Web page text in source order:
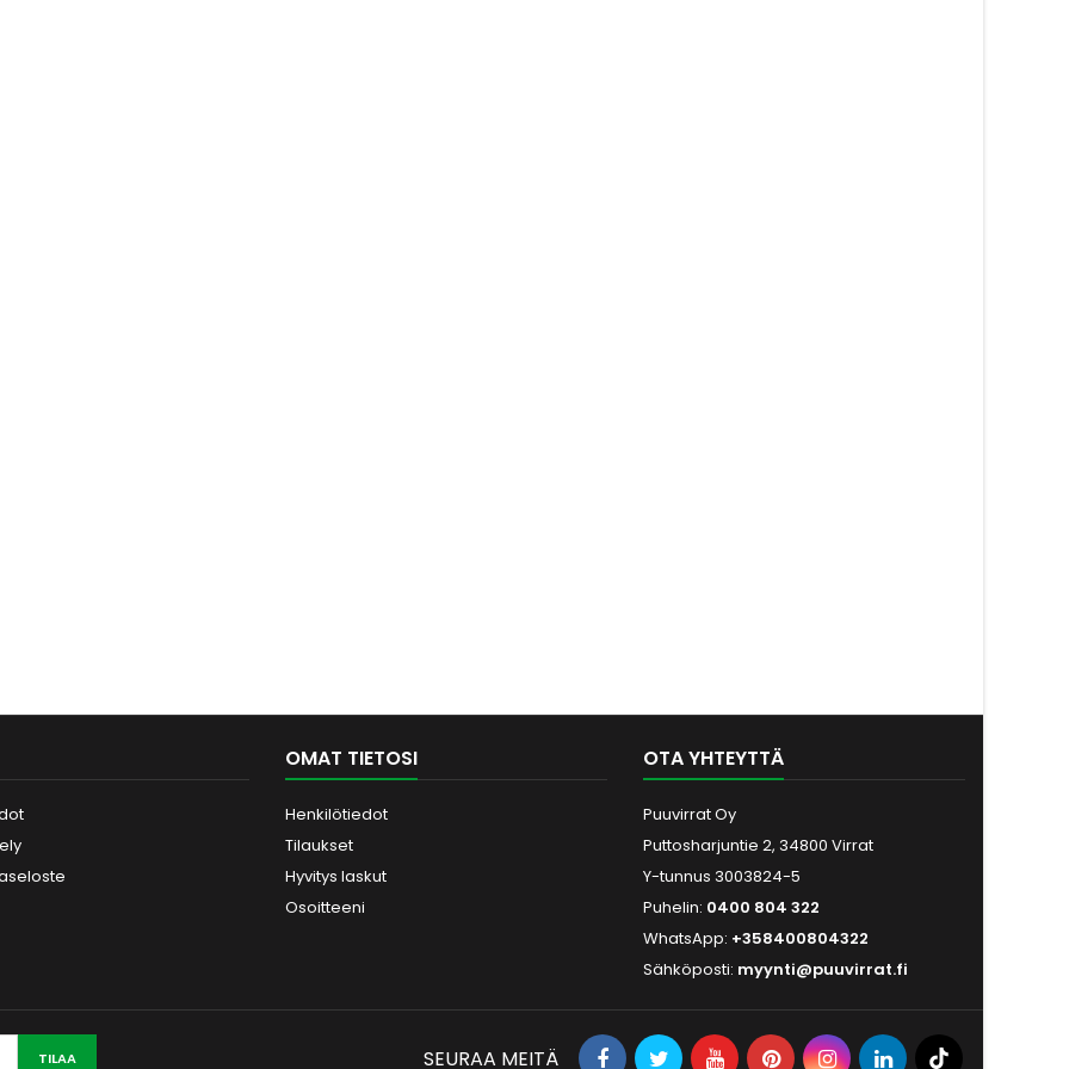
OMAT TIETOSI
Henkilötiedot
Tilaukset
Hyvitys laskut
Osoitteeni
OTA YHTEYTTÄ
Puuvirrat Oy
Puttosharjuntie 2, 34800 Virrat
Y-tunnus 3003824-5
Puhelin: 0400 804 322
WhatsApp: +358400804322
Sähköposti: myynti@puuvirrat.fi
SEURAA MEITÄ